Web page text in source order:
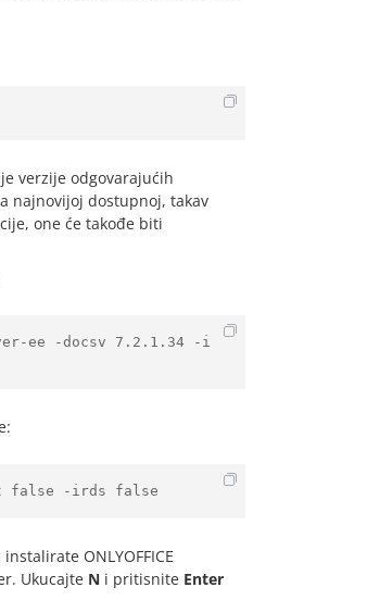
verzije odgovarajućih
najnovijoj dostupnoj, takav
one će takođe biti
ee -docsv 7.2.1.34 -i
false -irds false
ONLYOFFICE
Ukucajte N i pritisnite Enter